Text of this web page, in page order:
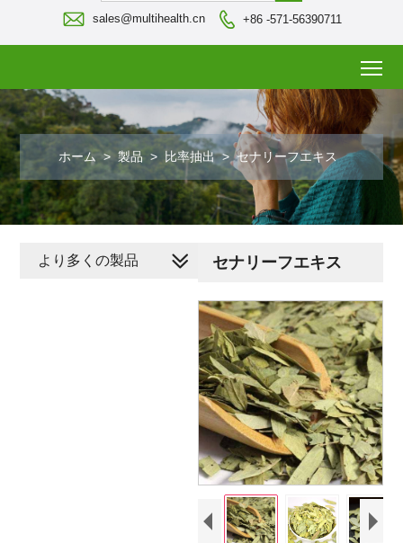
 sales@multihealth.cn  +86 -571-56390711
ホーム > 製品 > 比率抽出 > セナリーフエキス
セナリーフエキス
より多くの製品